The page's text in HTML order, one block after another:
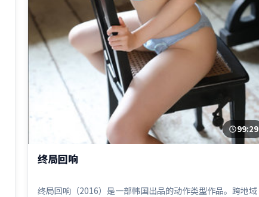
99:29
终局回响
终局回响（2016）是一部韩国出品的动作类型作品。跨地域